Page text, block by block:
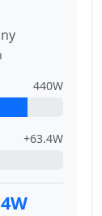
440W
+63.4W